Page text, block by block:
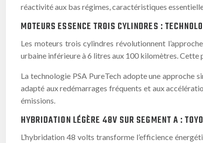
réactivité aux bas régimes, caractéristiques
MOTEURS ESSENCE TROIS CYLINDRES :
Les moteurs trois cylindres révolutionnent
urbaine inférieure à 6 litres aux 100 kilomètres. Cette
La technologie PSA PureTech adopte une
adapté aux redémarrages fréquents et aux
émissions.
HYBRIDATION LÉGÈRE 48V SUR SEGMENT A :
L’hybridation 48 volts transforme l’efficience